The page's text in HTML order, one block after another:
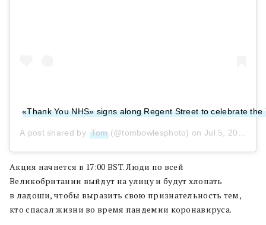
«Thank You NHS» signs along Regent Street to celebrate
A post shared by Tom(@tombowlesphoto) on Jul 5, 2020 at 4:42am PDT
Акция начнется в 17:00 BST. Люди по всей
Великобритании выйдут на улицу и будут хлопать
в ладоши, чтобы выразить свою признательность тем,
кто спасал жизни во время пандемии коронавируса.